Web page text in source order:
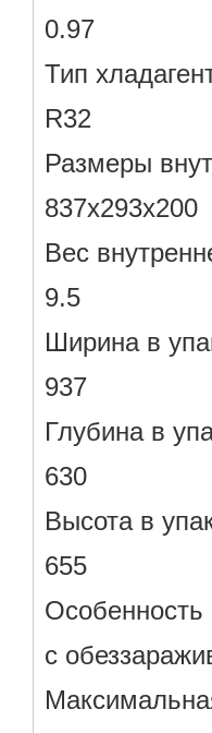
0.97
Тип
R32
Размеры
837x293x200
Вес
9.5
Ширина в
937
Глубина в
630
Высота в
655
Особенность
с